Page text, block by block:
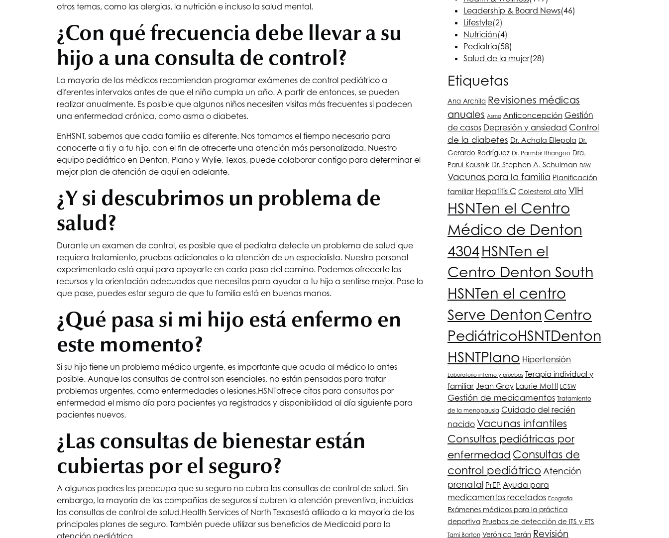
otros temas, como las alergias, la nutrición e incluso la salud mental.
¿Con qué frecuencia debe llevar a su
hijo a una consulta de control?
La mayoría de los médicos recomiendan programar exámenes de control pediátrico a
diferentes intervalos antes de que el niño cumpla un año. A partir de entonces, se pueden
realizar anualmente. Es posible que algunos niños necesiten visitas más frecuentes si padecen
una enfermedad crónica, como asma o diabetes.
EnHSNT, sabemos que cada familia es diferente. Nos tomamos el tiempo necesario para
conocerte a ti y a tu hijo, con el fin de ofrecerte una atención más personalizada. Nuestro
equipo pediátrico en Denton, Plano y Wylie, Texas, puede colaborar contigo para determinar el
mejor plan de atención de aquí en adelante.
¿Y si descubrimos un problema de
salud?
Durante un examen de control, es posible que el pediatra detecte un problema de salud que
requiera tratamiento, pruebas adicionales o la atención de un especialista. Nuestro personal
experimentado está aquí para apoyarte en cada paso del camino. Podemos ofrecerte los
recursos y la orientación adecuados que necesitas para ayudar a tu hijo a sentirse mejor. Pase lo
que pase, puedes estar seguro de que tu familia está en buenas manos.
¿Qué pasa si mi hijo está enfermo en
este momento?
Si su hijo tiene un problema médico urgente, es importante que acuda al médico lo antes
posible. Aunque las consultas de control son esenciales, no están pensadas para tratar
problemas urgentes, como enfermedades o lesiones.HSNTofrece citas para consultas por
enfermedad el mismo día para pacientes ya registrados y disponibilidad al día siguiente para
pacientes nuevos.
¿Las consultas de bienestar están
cubiertas por el seguro?
A algunos padres les preocupa que su seguro no cubra las consultas de control de salud. Sin
embargo, la mayoría de las compañías de seguros sí cubren la atención preventiva, incluidas
las consultas de control de salud.Health Services of North Texasestá afiliado a la mayoría de los
principales planes de seguro. También puede utilizar sus beneficios de Medicaid para la
atención pediátrica.
Leadership & Board News(46)
Lifestyle(2)
Nutrición(4)
Pediatría(58)
Salud de la mujer(28)
Etiquetas
Ana Archila Revisiones médicas
anuales Asma Anticoncepción Gestión
de casos Depresión y ansiedad Control
de la diabetes Dr. Achala Ellepola Dr.
Gerardo Rodríguez Dr. Parmbir Bhangoo Dra.
Parul Kaushik Dr. Stephen A. Schulman DSW
Vacunas para la familia Planificación
familiar Hepatitis C Colesterol alto VIH
HSNTen el Centro
Médico de Denton
4304HSNTen el
Centro Denton South
HSNTen el centro
Serve Denton Centro
PediátricoHSNTDenton
HSNTPlano Hipertensión
Laboratorio interno y pruebas Terapia individual y
familiar Jean Gray Laurie Mottl LCSW
Gestión de medicamentos Tratamiento
de la menopausia Cuidado del recién
nacido Vacunas infantiles
Consultas pediátricas por
enfermedad Consultas de
control pediátrico Atención
prenatal PrEP Ayuda para
medicamentos recetados Ecografía
Exámenes médicos para la práctica
deportiva Pruebas de detección de ITS y ETS
Tami Barton Verónica Terán Revisión